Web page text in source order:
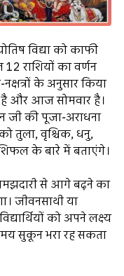
विद्या को काफी
12 राशियों का वर्णन
के अनुसार किया
और आज सोमवार है।
जी की पूजा-अराधना
तुला, वृश्चिक, धनु,
के बारे में बताएंगे।
से आगे बढ़ने का
जीवनसाथी या
को अपने लक्ष्य
सुकून भरा रह सकता